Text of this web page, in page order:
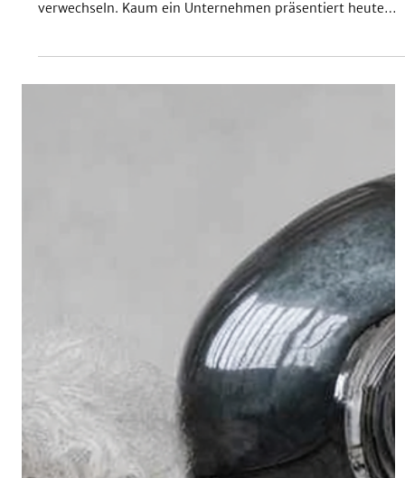
Eines der größten Missverständnisse der aktuellen AI-
schnellere Prozesse, automatisierte Routinen, reduzierte